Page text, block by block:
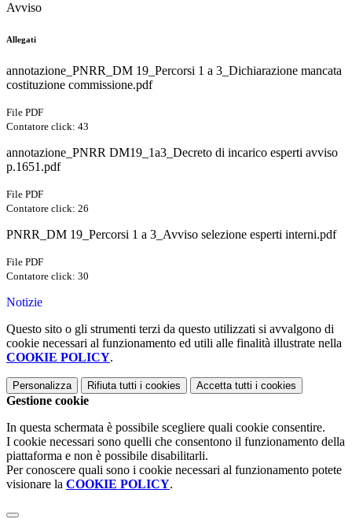
Avviso
Allegati
annotazione_PNRR_DM 19_Percorsi 1 a 3_Dichiarazione mancata
costituzione commissione.pdf
File PDF
Contatore click: 43
annotazione_PNRR DM19_1a3_Decreto di incarico esperti avviso
p.1651.pdf
File PDF
Contatore click: 26
PNRR_DM 19_Percorsi 1 a 3_Avviso selezione esperti interni.pdf
File PDF
Contatore click: 30
Notizie
Questo sito o gli strumenti terzi da questo utilizzati si avvalgono di
cookie necessari al funzionamento ed utili alle finalità illustrate nella
COOKIE POLICY.
Personalizza Rifiuta tutti i cookies Accetta tutti i cookies
Gestione cookie
In questa schermata è possibile scegliere quali cookie consentire.
I cookie necessari sono quelli che consentono il funzionamento della
piattaforma e non è possibile disabilitarli.
Per conoscere quali sono i cookie necessari al funzionamento potete
visionare la COOKIE POLICY.